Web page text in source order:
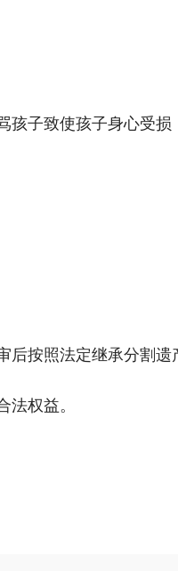
孩子致使孩子身心受损
按照法定继承分割遗
权益。